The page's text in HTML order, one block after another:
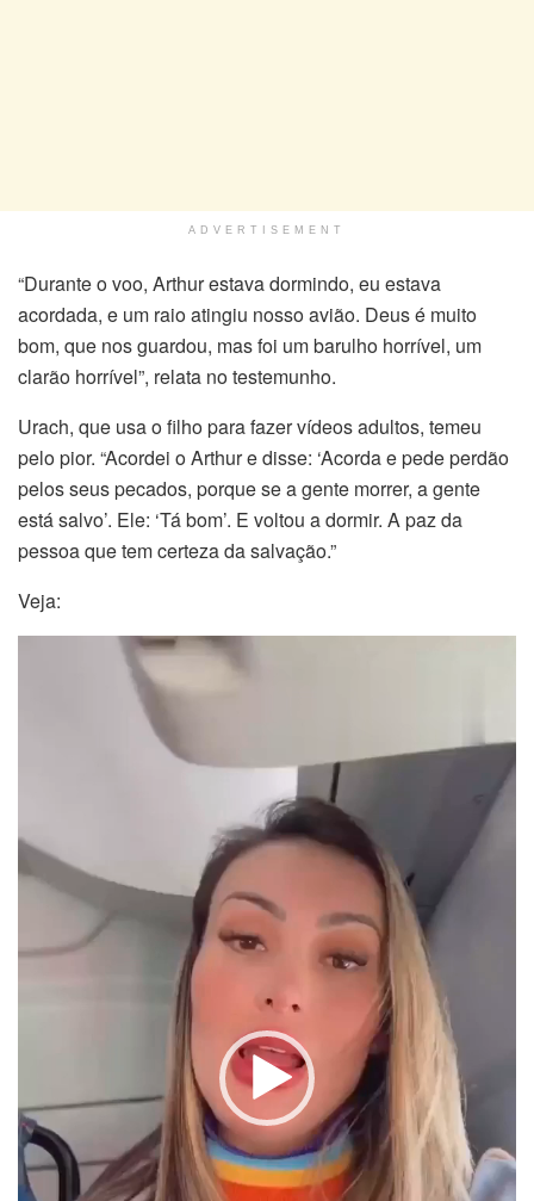
ADVERTISEMENT
“Durante o voo, Arthur estava dormindo, eu estava
acordada, e um raio atingiu nosso avião. Deus é muito
bom, que nos guardou, mas foi um barulho horrível, um
clarão horrível”, relata no testemunho.
Urach, que usa o filho para fazer vídeos adultos, temeu
pelo pior. “Acordei o Arthur e disse: ‘Acorda e pede perdão
pelos seus pecados, porque se a gente morrer, a gente
está salvo’. Ele: ‘Tá bom’. E voltou a dormir. A paz da
pessoa que tem certeza da salvação.”
Veja: